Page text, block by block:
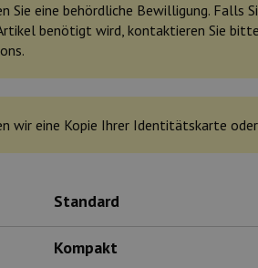
Sie eine behördliche Bewilligung. Falls
benötigt wird, kontaktieren Sie
wir eine Kopie Ihrer Identitätskarte oder
Standard
Kompakt